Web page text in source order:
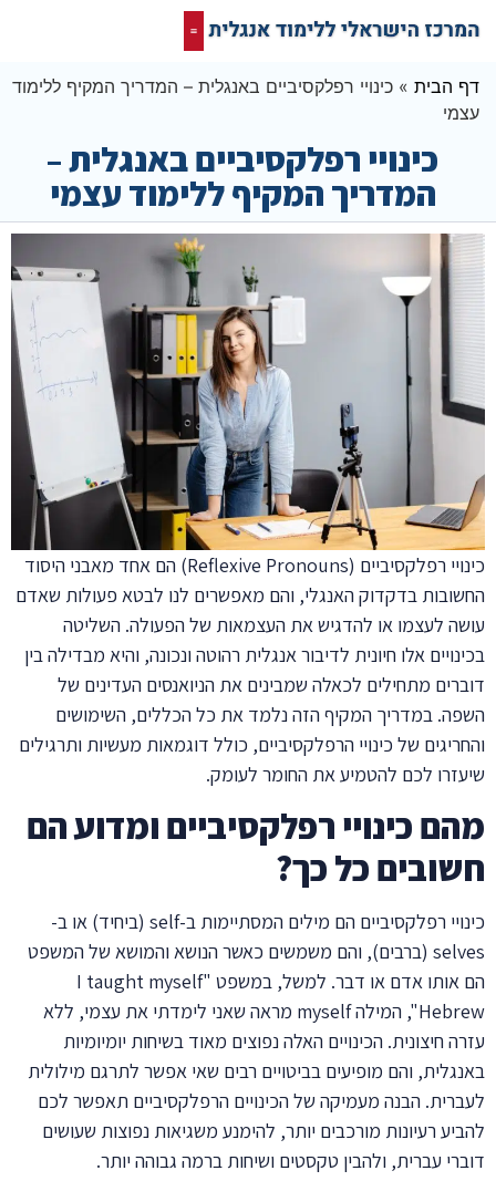
דף הבית » כינויי רפלקסיביים באנגלית – המדריך המקיף ללימוד
עצמי
כינויי רפלקסיביים באנגלית –
המדריך המקיף ללימוד עצמי
כינויי רפלקסיביים (Reflexive Pronouns) הם אחד מאבני היסוד
החשובות בדקדוק האנגלי, והם מאפשרים לנו לבטא פעולות שאדם
עושה לעצמו או להדגיש את העצמאות של הפעולה. השליטה
בכינויים אלו חיונית לדיבור אנגלית רהוטה ונכונה, והיא מבדילה בין
דוברים מתחילים לכאלה שמבינים את הניואנסים העדינים של
השפה. במדריך המקיף הזה נלמד את כל הכללים, השימושים
והחריגים של כינויי הרפלקסיביים, כולל דוגמאות מעשיות ותרגילים
שיעזרו לכם להטמיע את החומר לעומק.
מהם כינויי רפלקסיביים ומדוע הם
חשובים כל כך?
כינויי רפלקסיביים הם מילים המסתיימות ב-self (ביחיד) או ב-
selves (ברבים), והם משמשים כאשר הנושא והמושא של המשפט
הם אותו אדם או דבר. למשל, במשפט "I taught myself
Hebrew", המילה myself מראה שאני לימדתי את עצמי, ללא
עזרה חיצונית. הכינויים האלה נפוצים מאוד בשיחות יומיומיות
באנגלית, והם מופיעים בביטויים רבים שאי אפשר לתרגם מילולית
לעברית. הבנה מעמיקה של הכינויים הרפלקסיביים תאפשר לכם
להביע רעיונות מורכבים יותר, להימנע משגיאות נפוצות שעושים
דוברי עברית, ולהבין טקסטים ושיחות ברמה גבוהה יותר.